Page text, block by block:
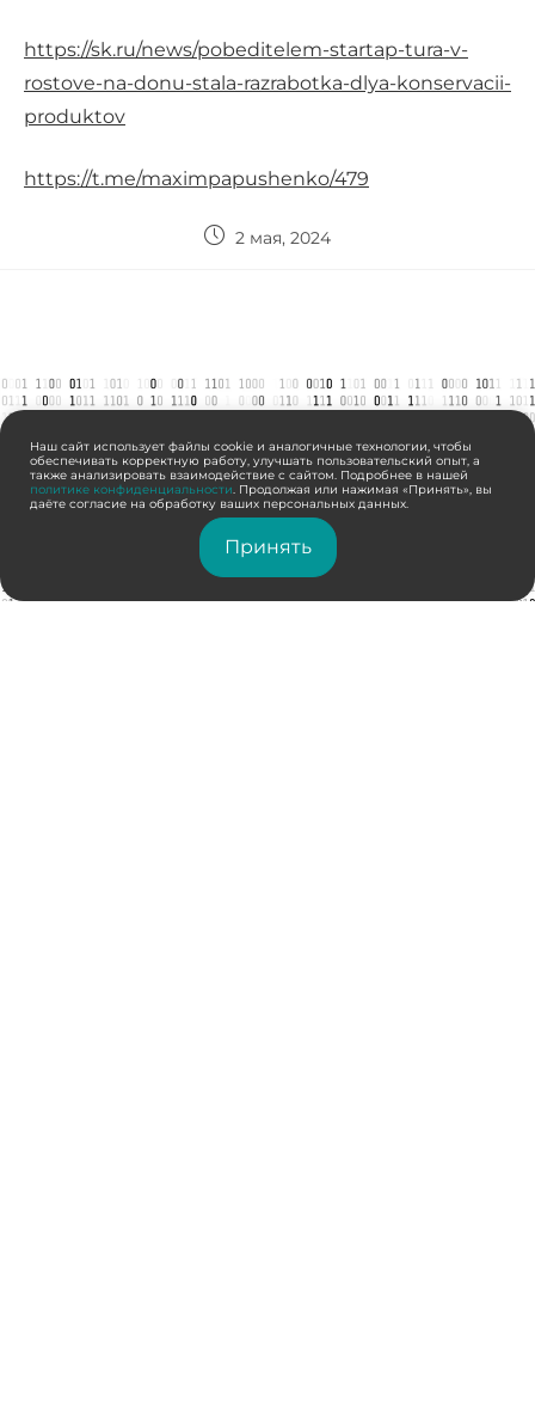
https://sk.ru/news/pobeditelem-startap-tura-v-
rostove-na-donu-stala-razrabotka-dlya-konservacii-
produktov
https://t.me/maximpapushenko/479
2 мая, 2024
Наш сайт использует файлы cookie и аналогичные технологии, чтобы
обеспечивать корректную работу, улучшать пользовательский опыт, а
также анализировать взаимодействие с сайтом. Подробнее в нашей
политике конфиденциальности. Продолжая или нажимая «Принять», вы
даёте согласие на обработку ваших персональных данных.
Принять